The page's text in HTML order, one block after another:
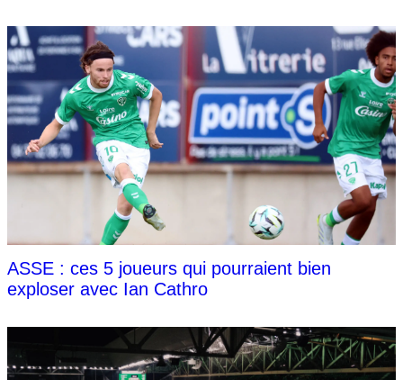
ASSE : ces 5 joueurs qui pourraient bien
exploser avec Ian Cathro